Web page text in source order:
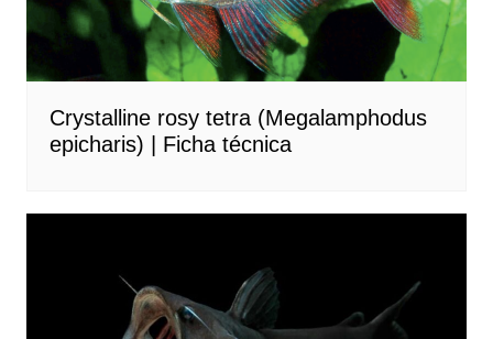
Crystalline rosy tetra (Megalamphodus
epicharis) | Ficha técnica